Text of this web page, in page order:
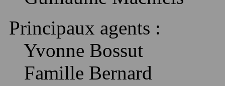
Principaux agents :
Yvonne Bossut
Famille Bernard